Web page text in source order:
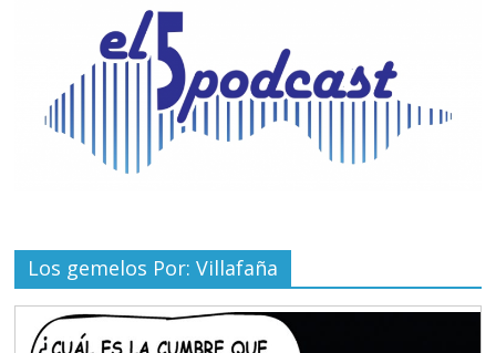
Los gemelos Por: Villafaña